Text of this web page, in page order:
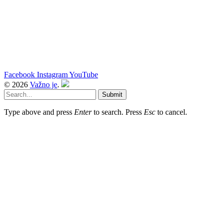
Facebook InstagramYouTube
© 2026 Važno je.
Submit
Type above and press Enterto search. Press Esc to cancel.